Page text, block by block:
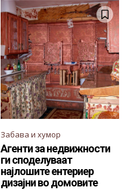
Забава и хумор
Агенти за недвижности
ги споделуваат
најлошите ентериер
дизајни во домовите